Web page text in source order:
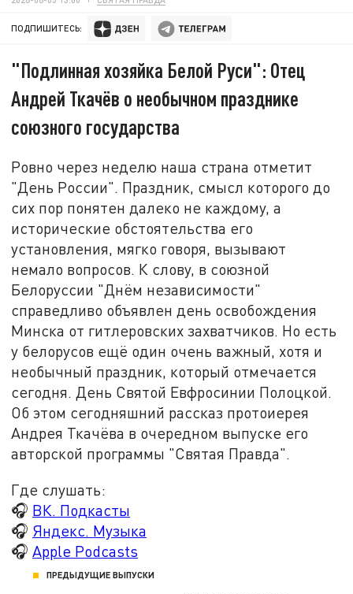
ПОДПИШИТЕСЬ:
"Подлинная хозяйка Белой Руси": Отец
Андрей Ткачёв о необычном празднике
союзного государства
Ровно через неделю наша страна отметит
"День России". Праздник, смысл которого до
сих пор понятен далеко не каждому, а
исторические обстоятельства его
установления, мягко говоря, вызывают
немало вопросов. К слову, в союзной
Белоруссии "Днём независимости"
справедливо объявлен день освобождения
Минска от гитлеровских захватчиков. Но есть
у белорусов ещё один очень важный, хотя и
необычный праздник, который отмечается
сегодня. День Святой Евфросинии Полоцкой.
Об этом сегодняшний рассказ протоиерея
Андрея Ткачёва в очередном выпуске его
авторской программы "Святая Правда".
Где слушать:
🎧 ВК. Подкасты
🎧 Яндекс. Музыка
🎧 Apple Podcasts
ПРЕДЫДУЩИЕ ВЫПУСКИ